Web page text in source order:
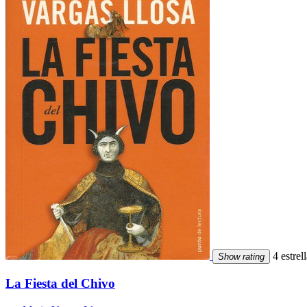
Show rating 4
La Fiesta del Chivo